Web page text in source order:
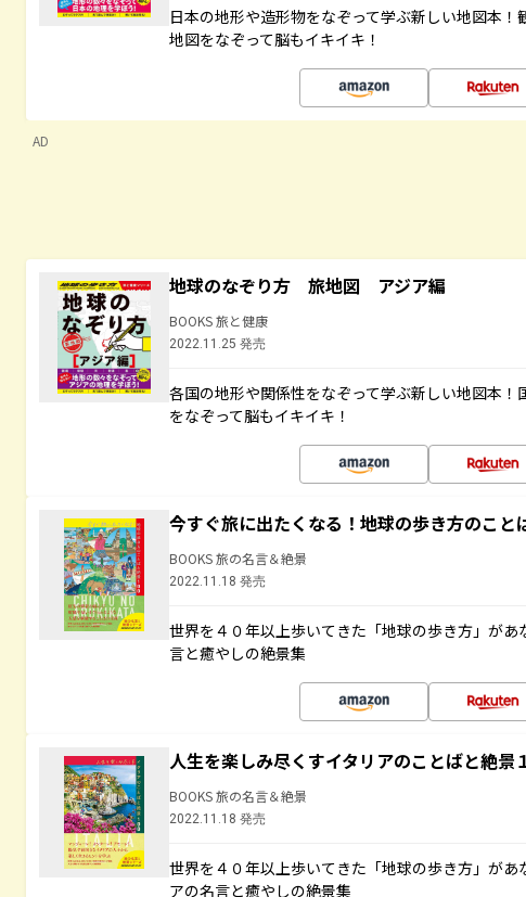
日本の地形や造形物をなぞって学ぶ新しい地図本
地図をなぞって脳もイキイキ！
AD
地球のなぞり方 旅地図 アジア編
BOOKS 旅と健康
2022.11.25 発売
各国の地形や関係性をなぞって学ぶ新しい地図本
をなぞって脳もイキイキ！
今すぐ旅に出たくなる！地球の歩き方のこと
BOOKS 旅の名言＆絶景
2022.11.18 発売
世界を４０年以上歩いてきた「地球の歩き方」が
言と癒やしの絶景集
人生を楽しみ尽くすイタリアのことばと絶景
BOOKS 旅の名言＆絶景
2022.11.18 発売
世界を４０年以上歩いてきた「地球の歩き方」が
アの名言と癒やしの絶景集